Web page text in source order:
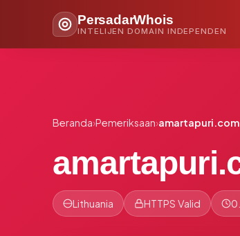
PersadarWhois
INTELIJEN DOMAIN INDEPENDEN
Beranda›Pemeriksaan›amartapuri.com
Lithuania HTTPS Valid